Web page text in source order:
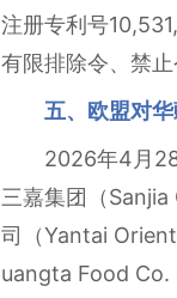
注册专利号
有限排除令、禁止
五、欧盟对
2026年4月
三嘉集团（
司（Yantai
uangta Food Co.